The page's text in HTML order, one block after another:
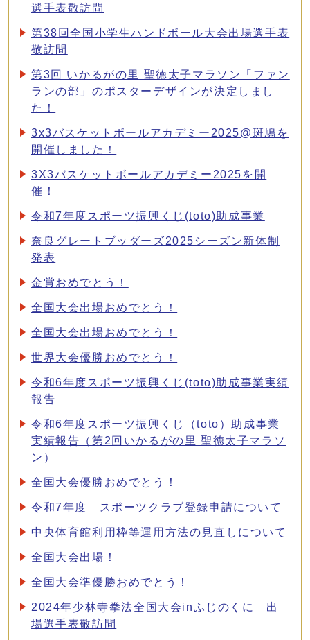
選手表敬訪問
第38回全国小学生ハンドボール大会出場選手表
敬訪問
第3回 いかるがの里 聖徳太子マラソン「ファン
ランの部」のポスターデザインが決定しまし
た！
3x3バスケットボールアカデミー2025@斑鳩を
開催しました！
3X3バスケットボールアカデミー2025を開
催！
令和7年度スポーツ振興くじ(toto)助成事業
奈良グレートブッダーズ2025シーズン新体制
発表
金賞おめでとう！
全国大会出場おめでとう！
全国大会出場おめでとう！
世界大会優勝おめでとう！
令和6年度スポーツ振興くじ(toto)助成事業実績
報告
令和6年度スポーツ振興くじ（toto）助成事業
実績報告（第2回いかるがの里 聖徳太子マラソ
ン）
全国大会優勝おめでとう！
令和7年度 スポーツクラブ登録申請について
中央体育館利用枠等運用方法の見直しについて
全国大会出場！
全国大会準優勝おめでとう！
2024年少林寺拳法全国大会inふじのくに 出
場選手表敬訪問